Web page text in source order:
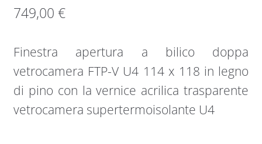
749,00 €
Finestra apertura a bilico doppa
vetrocamera FTP-V U4 114 x 118 in legno
di pino con la vernice acrilica trasparente
vetrocamera supertermoisolante U4